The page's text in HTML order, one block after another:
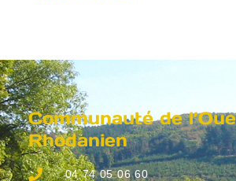
Communauté de
Rhodanien
04 74 05 06 60